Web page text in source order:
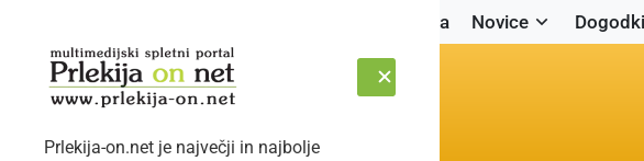
Naslovnica Novice Dogodki
Prlekija-on.net je največji in najbolje